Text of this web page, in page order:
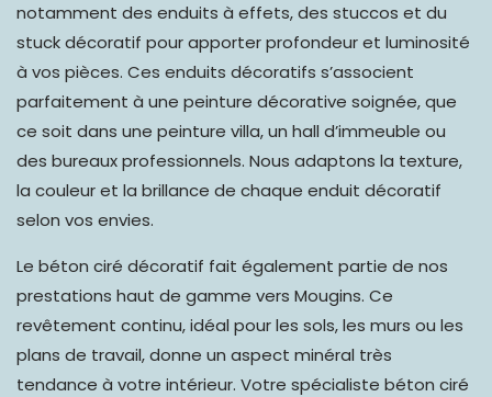
notamment des enduits à effets, des stuccos et du
stuck décoratif pour apporter profondeur et luminosité
à vos pièces. Ces enduits décoratifs s’associent
parfaitement à une peinture décorative soignée, que
ce soit dans une peinture villa, un hall d’immeuble ou
des bureaux professionnels. Nous adaptons la texture,
la couleur et la brillance de chaque enduit décoratif
selon vos envies.
Le béton ciré décoratif fait également partie de nos
prestations haut de gamme vers Mougins. Ce
revêtement continu,idéal pour les sols,les murs ou les
plans de travail, donne un aspect minéral très
tendance à votre intérieur. Votre spécialiste béton ciré